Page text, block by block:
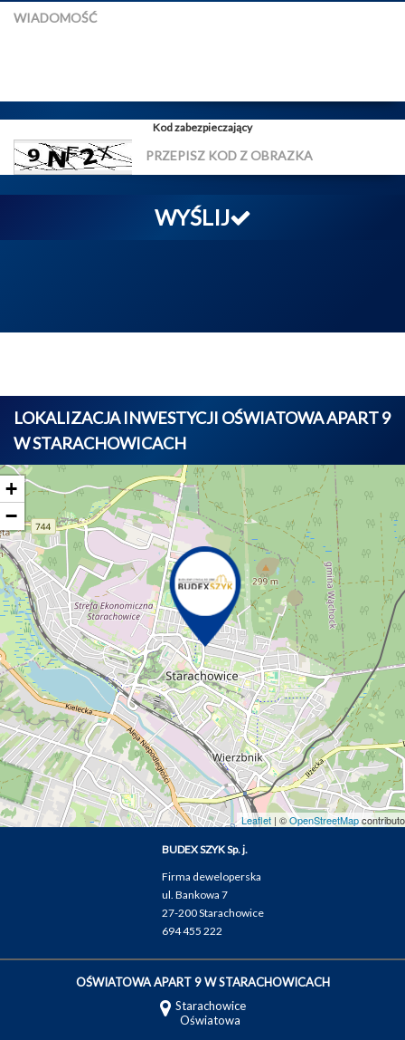
Kod zabezpieczający
WYŚLIJ
LOKALIZACJA INWESTYCJI OŚWIATOWA APART 9
W STARACHOWICACH
+
−
Leaflet | ©OpenStreetMap
BUDEX SZYK Sp. j.
Firma deweloperska
ul. Bankowa 7
27-200 Starachowice
694 455 222
OŚWIATOWA APART 9 W STARACHOWICACH
Starachowice
Oświatowa